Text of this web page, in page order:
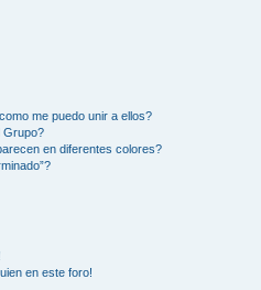
me puedo unir a ellos?
Grupo?
en diferentes colores?
en este foro!